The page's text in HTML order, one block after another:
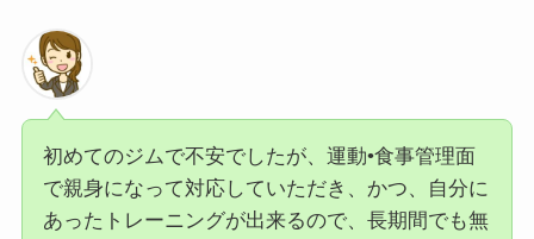
初めてのジムで不安でしたが、運動•食事管理面
で親身になって対応していただき、かつ、自分に
あったトレーニングが出来るので、長期間でも無